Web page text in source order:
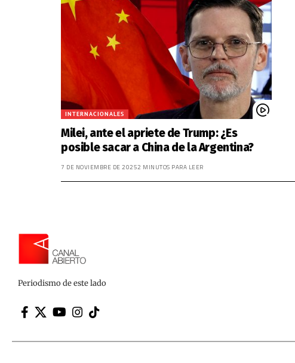
INTERNACIONALES
Milei, ante el apriete de Trump: ¿Es
posible sacar a China de la Argentina?
7 DE NOVIEMBRE DE 20252 MINUTOS PARA LEER
Periodismo de este lado